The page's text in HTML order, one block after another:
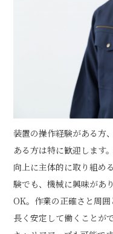
装置の操作経験がある方
ある方は特に歓迎します
向上に主体的に取り組め
験でも、機械に興味があ
OK。作業の正確さと周囲
長く安定して働くことが